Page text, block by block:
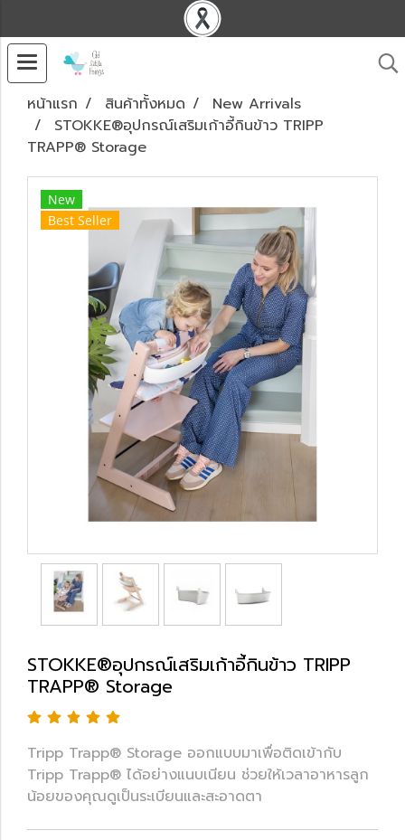
หน้าแรก สินค้าทั้งหมด
New Arrivals
STOKKE®อุปกรณ์เสริมเก้าอี้กินข้าว TRIPP
TRAPP® Storage
New
Best Seller
STOKKE®อุปกรณ์เสริมเก้าอี้กินข้าว TRIPP
TRAPP® Storage
Tripp Trapp® Storage ออกแบบมาเพื่อติดเข้ากับ
Tripp Trapp® ได้อย่างแนบเนียน ช่วยให้เวลาอาหารลูก
น้อยของคุณดูเป็นระเบียนและสะอาดตา